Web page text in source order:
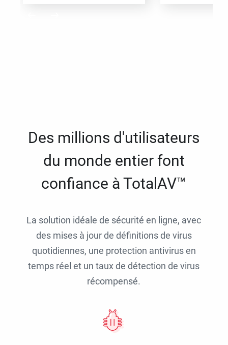
Des millions d'utilisateurs
du monde entier font
confiance à TotalAV™
La solution idéale de sécurité en ligne, avec
des mises à jour de définitions de virus
quotidiennes, une protection antivirus en
temps réel et un taux de détection de virus
récompensé.